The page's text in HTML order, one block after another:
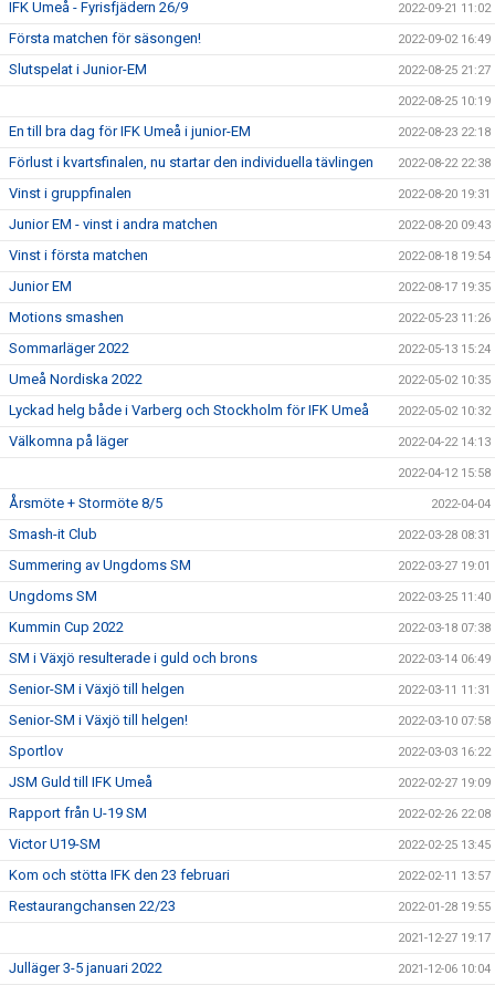
IFK Umeå - Fyrisfjädern 26/9 2022-09-21 11:02
Första matchen för säsongen! 2022-09-02 16:49
Slutspelat i Junior-EM 2022-08-25 21:27
2022-08-25 10:19
En till bra dag för IFK Umeå i junior-EM 2022-08-23 22:18
Förlust i kvartsfinalen, nu startar den individuella tävlingen 2022-08-22 22:38
Vinst i gruppfinalen 2022-08-20 19:31
Junior EM - vinst i andra matchen 2022-08-20 09:43
Vinst i första matchen 2022-08-18 19:54
Junior EM 2022-08-17 19:35
Motions smashen 2022-05-23 11:26
Sommarläger 2022 2022-05-13 15:24
Umeå Nordiska 2022 2022-05-02 10:35
Lyckad helg både i Varberg och Stockholm för IFK Umeå 2022-05-02 10:32
Välkomna på läger 2022-04-22 14:13
2022-04-12 15:58
Årsmöte + Stormöte 8/5 2022-04-04
Smash-it Club 2022-03-28 08:31
Summering av Ungdoms SM 2022-03-27 19:01
Ungdoms SM 2022-03-25 11:40
Kummin Cup 2022 2022-03-18 07:38
SM i Växjö resulterade i guld och brons 2022-03-14 06:49
Senior-SM i Växjö till helgen 2022-03-11 11:31
Senior-SM i Växjö till helgen! 2022-03-10 07:58
Sportlov 2022-03-03 16:22
JSM Guld till IFK Umeå 2022-02-27 19:09
Rapport från U-19 SM 2022-02-26 22:08
Victor U19-SM 2022-02-25 13:45
Kom och stötta IFK den 23 februari 2022-02-11 13:57
Restaurangchansen 22/23 2022-01-28 19:55
2021-12-27 19:17
Julläger 3-5 januari 2022 2021-12-06 10:04